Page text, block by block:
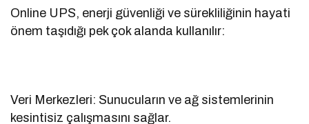
Online UPS, enerji güvenliği ve sürekliliğinin hayati
önem taşıdığı pek çok alanda kullanılır:
Veri Merkezleri: Sunucuların ve ağ sistemlerinin
kesintisiz çalışmasını sağlar.